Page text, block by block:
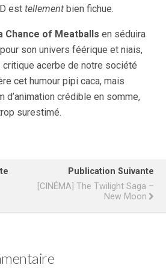
est tellement bien fichue.
Chance of Meatballs en séduira
son univers féérique et niais,
acerbe de notre société
cet humour pipi caca, mais
d’animation crédible en somme,
surestimé.
Publication Suivante
[CINÉMA] The Twilight Saga –
New Moon